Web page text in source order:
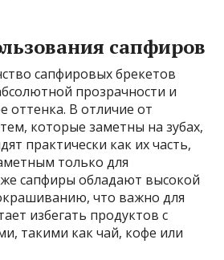
сапфиров
сапфировых брекетов
прозрачности и
оттенка. В отличие от
которые заметны на зубах,
практически как их часть,
только для
сапфиры обладают высокой
что важно для
избегать продуктов с
такими как чай, кофе или